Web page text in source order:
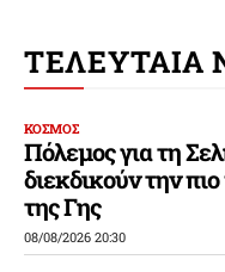
ΤΕΛΕΥΤΑΙΑ
ΚΟΣΜΟΣ
Πόλεμος για τη
διεκδικούν την
της Γης
08/08/2026 20:30